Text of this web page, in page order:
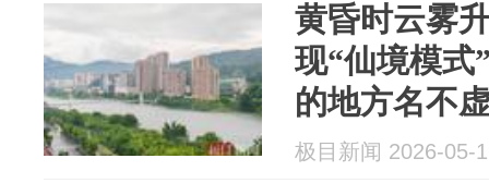
黄昏时云雾
现“仙境模式
的地方名不
极目新闻 2026-05-